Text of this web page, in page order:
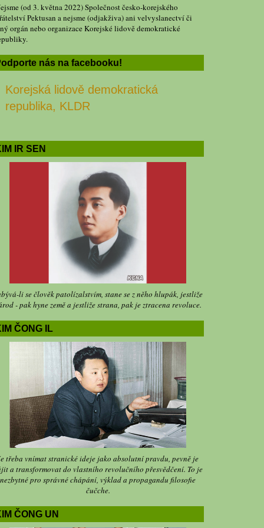
(od 3. května 2022) Společnost česko-korejského
Pektusan a nejsme (odjakživa) ani velvyslanectví či
orgán nebo organizace Korejské lidově demokratické
nás na facebooku!
Korejská lidově demokratická
republika, KLDR
IR SEN
li se člověk patolízalstvím, stane se z něho hlupák, jestliže
- pak hyne země a jestliže strana, pak je ztracena revoluce.
ČONG IL
třeba vnímat stranické ideje jako absolutní pravdu, pevně je
a transformovat do vlastního revolučního přesvědčení. To je
nezbytné pro správné chápání, výklad a propagandu filosofie
čučche.
ČONG UN